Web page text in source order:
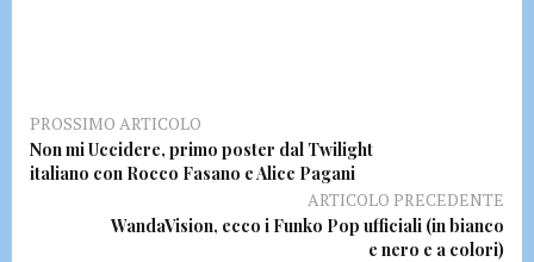
PROSSIMO ARTICOLO
Non mi Uccidere, primo poster dal Twilight
italiano con Rocco Fasano e Alice Pagani
ARTICOLO PRECEDENTE
WandaVision, ecco i Funko Pop ufficiali (in bianco
e nero e a colori)